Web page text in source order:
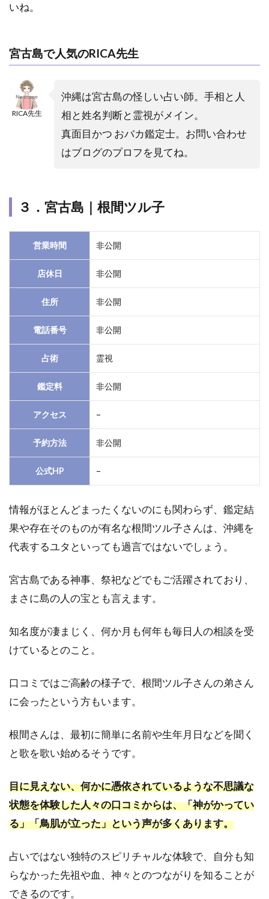
いね。
宮古島で人気のRICA先生
RICA先生
沖縄は宮古島の怪しい占い師。手相と人
相と姓名判断と霊視がメイン。
真面目かつ おバカ鑑定士。お問い合わせ
はブログのプロフを見てね。
３．宮古島｜根間ツル子
営業時間 非公開
店休日 非公開
住所 非公開
電話番号 非公開
占術 霊視
鑑定料 非公開
アクセス –
予約方法 非公開
公式HP –
情報がほとんどまったくないのにも関わらず、鑑定結
果や存在そのものが有名な根間ツル子さんは、沖縄を
代表するユタといっても過言ではないでしょう。
宮古島である神事、祭祀などでもご活躍されており、
まさに島の人の宝とも言えます。
知名度が凄まじく、何か月も何年も毎日人の相談を受
けているとのこと。
口コミではご高齢の様子で、根間ツル子さんの弟さん
に会ったという方もいます。
根間さんは、最初に簡単に名前や生年月日などを聞く
と歌を歌い始めるそうです。
目に見えない、何かに憑依されているような不思議な
状態を体験した人々の口コミからは、「神がかってい
る」「鳥肌が立った」という声が多くあります。
占いではない独特のスピリチャルな体験で、自分も知
らなかった先祖や血、神々とのつながりを知ることが
できるのです。